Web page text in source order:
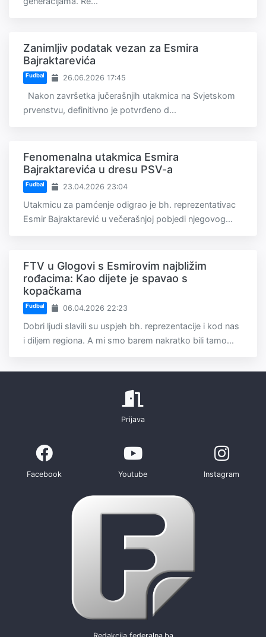
Zanimljiv podatak vezan za Esmira
Bajraktarevića
Fudbal 26.06.2026 17:45
Nakon završetka jučerašnjih utakmica na Svjetskom
prvenstvu, definitivno je potvrđeno d...
Fenomenalna utakmica Esmira
Bajraktarevića u dresu PSV-a
Fudbal 23.04.2026 23:04
Utakmicu za pamćenje odigrao je bh. reprezentativac
Esmir Bajraktarević u večerašnjoj pobjedi njegovog...
FTV u Glogovi s Esmirovim najbližim
rođacima: Kao dijete je spavao s
kopačkama
Fudbal 06.04.2026 22:23
Dobri ljudi slavili su uspjeh bh. reprezentacije i kod nas
i diljem regiona. A mi smo barem nakratko bili tamo...
Prijava
Facebook Youtube Instagram